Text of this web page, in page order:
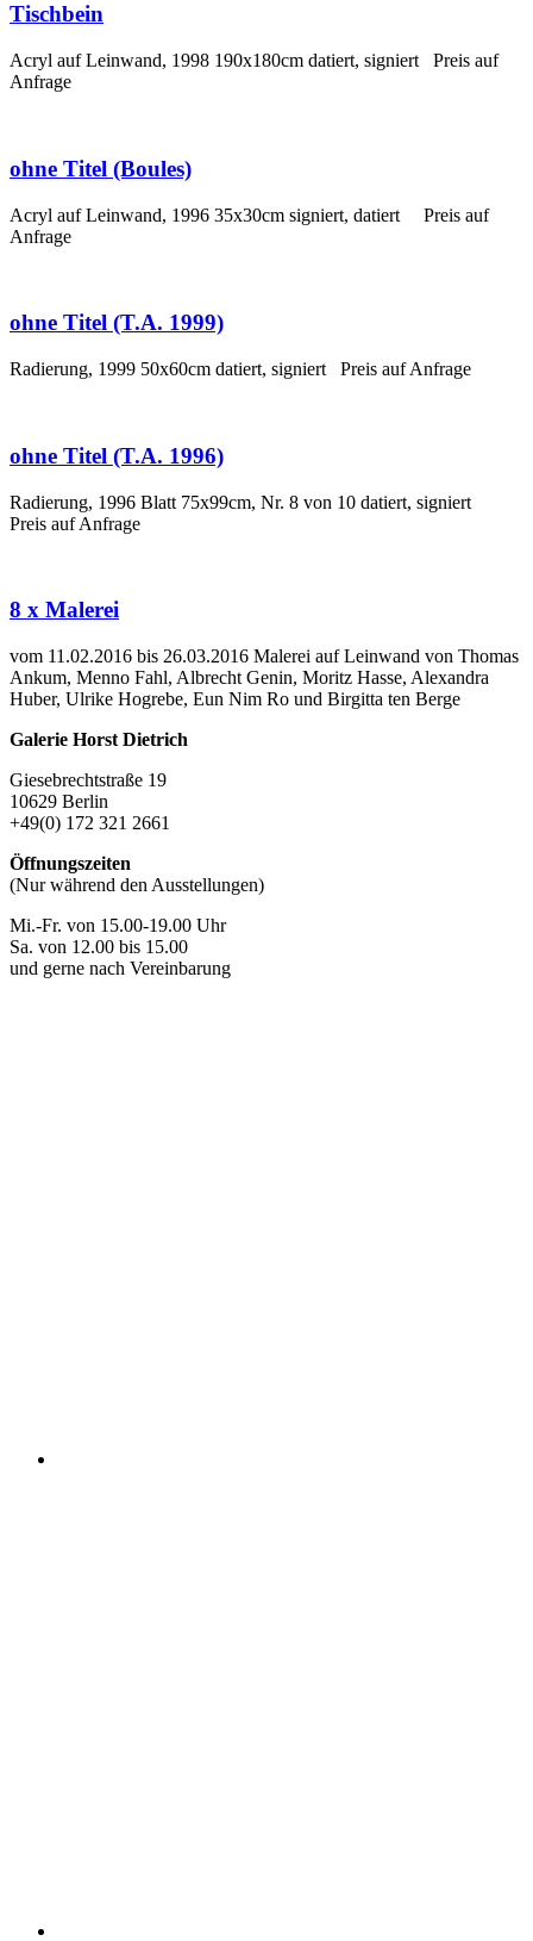
Tischbein
Acryl auf Leinwand, 1998 190x180cm datiert, signiert Preis auf
Anfrage
ohne Titel (Boules)
Acryl auf Leinwand, 1996 35x30cm signiert, datiert Preis auf
Anfrage
ohne Titel (T.A. 1999)
Radierung, 1999 50x60cm datiert, signiert Preis auf Anfrage
ohne Titel (T.A. 1996)
Radierung, 1996 Blatt 75x99cm, Nr. 8 von 10 datiert, signiert
Preis auf Anfrage
8 x Malerei
vom 11.02.2016 bis 26.03.2016 Malerei auf Leinwand von Thomas
Ankum, Menno Fahl, Albrecht Genin, Moritz Hasse, Alexandra
Huber, Ulrike Hogrebe, Eun Nim Ro und Birgitta ten Berge
Galerie Horst Dietrich
Giesebrechtstraße 19
10629 Berlin
+49(0) 172 321 2661
Öffnungszeiten
(Nur während den Ausstellungen)
Mi.-Fr. von 15.00-19.00 Uhr
Sa. von 12.00 bis 15.00
und gerne nach Vereinbarung